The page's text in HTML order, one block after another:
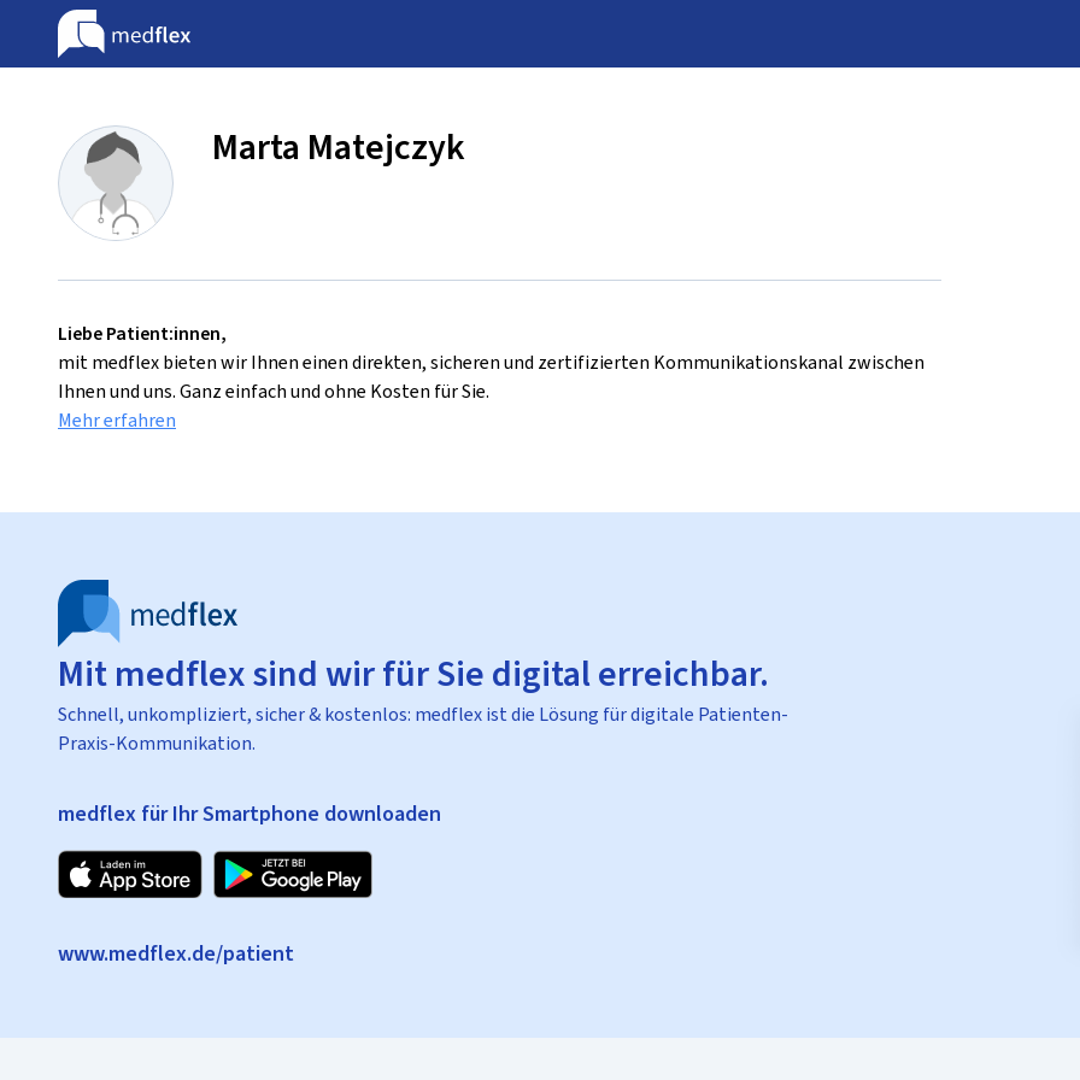
Marta Matejczyk
Liebe Patient:innen,
mit medflex bieten wir Ihnen einen direkten, sicheren und zertifizierten Kommunikationskanal zwischen
Ihnen und uns. Ganz einfach und ohne Kosten für Sie.
Mehr erfahren
Mit medflex sind wir für Sie digital erreichbar.
Schnell, unkompliziert, sicher & kostenlos: medflex ist die Lösung für digitale Patienten-
Praxis-Kommunikation.
medflex für Ihr Smartphone downloaden
www.medflex.de/patient